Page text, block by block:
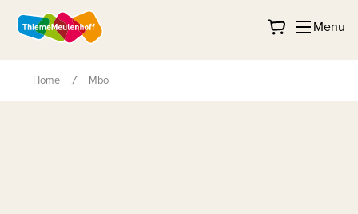
Menu
Home Mbo